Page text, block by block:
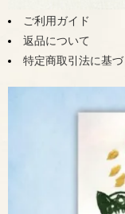
ご利用ガイド
返品について
特定商取引法に基